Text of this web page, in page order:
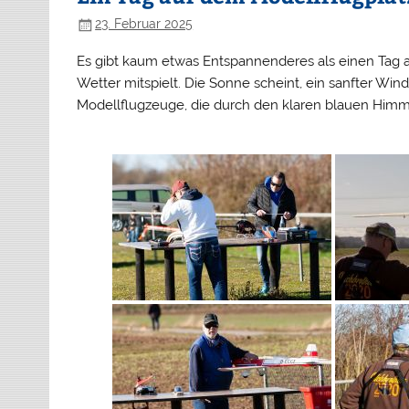
23. Februar 2025
Es gibt kaum etwas Entspannenderes als einen
Wetter mitspielt. Die Sonne scheint, ein sanfter
Modellflugzeuge, die durch den klaren blauen